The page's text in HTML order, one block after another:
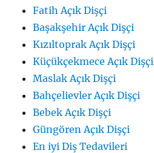
Fatih Açık Dişçi
Başakşehir Açık Dişçi
Kızıltoprak Açık Dişçi
Küçükçekmece Açık Dişçi
Maslak Açık Dişçi
Bahçelievler Açık Dişçi
Bebek Açık Dişçi
Güngören Açık Dişçi
En iyi Diş Tedavileri